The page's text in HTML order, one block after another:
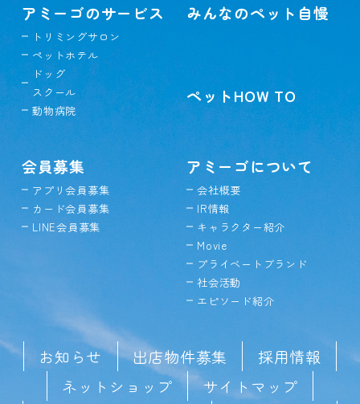
アミーゴのサービス
トリミングサロン
ペットホテル
ドッグ
スクール
動物病院
みんなのペット自慢
ペットHOW TO
会員募集
アプリ会員募集
カード会員募集
LINE会員募集
アミーゴについて
会社概要
IR情報
キャラクター紹介
Movie
プライベートブランド
社会活動
エピソード紹介
お知らせ 出店物件募集
採用情報
ネットショップ
サイトマップ